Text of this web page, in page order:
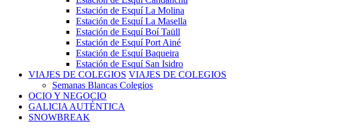
Estación de Esquí La Molina
Estación de Esquí La Masella
Estación de Esquí Boí Taüll
Estación de Esquí Port Ainé
Estación de Esquí Baqueira
Estación de Esquí San Isidro
VIAJES DE COLEGIOS VIAJES DE COLEGIOS
Semanas Blancas Colegios
OCIO Y NEGOCIO
GALICIA AUTÉNTICA
SNOWBREAK